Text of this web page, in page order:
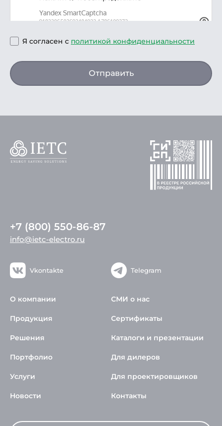
Я согласен с политикой конфиденциальности
Отправить
+7 (800) 550-86-87
info@ietc-electro.ru
Vkontakte Telegram
О компании
Продукция
Решения
Портфолио
Услуги
Новости
СМИ о нас
Сертификаты
Каталоги и презентации
Для дилеров
Для проектировщиков
Контакты